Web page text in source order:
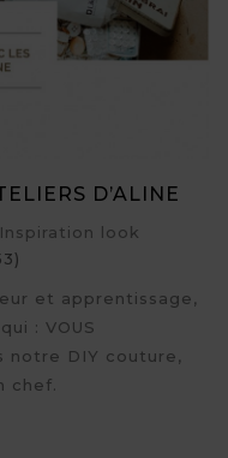
D’ALINE
look
et apprentissage,
: VOUS
notre DIY couture,
chef.